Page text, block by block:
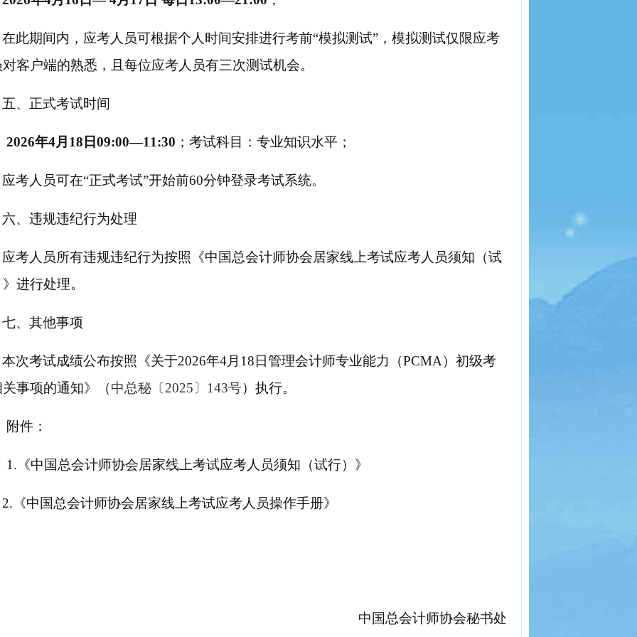
在此期间内，应考人员可根据个人时间安排进行考前“模拟测试”，模拟测试仅限应考
客户端的熟悉，且每位应考人员有三次测试机会。
五、正式考试时间
2026年4月 18 日09:00—11:30 ； 考试科目：专业知识水平 ；
应考人员可在“正式考试”开始前60分钟登录考试系统。
六、 违规违纪行为处理
应考人员所有违规违纪行为按照《中国总会计师协会居家线上考试应考人员须知（试
进行处理。
七、其他事项
本次考试成绩公布按照《关于2026年4月18日管理会计师专业能力（PCMA）初级考
关事项的通知》（中总秘〔 2025 〕 143号） 执行。
附件：
1. 《中国总会计师协会居家线上考试应考人员须知（试行） 》
2.《中国总会计师协会居家线上考试应考人员操作手册》
中国总会计师协会秘书处